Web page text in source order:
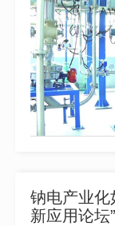
钠电产业
新应用论坛